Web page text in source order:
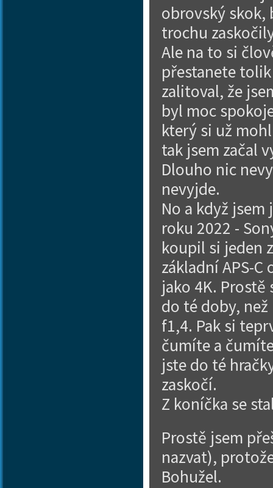
obrovský skok,
trochu
Ale na to si
přestanete
zalitoval, že
byl moc
který si už
tak jsem začal
Dlouho nic
nevyjde.
No a když
roku 2022 -
koupil si jeden
základní APS-
jako 4K. Prostě
do té doby,
f1,4. Pak si
čumíte a
jste do té
zaskočí.
Z koníčka se
Prostě jsem
nazvat),
Bohužel.